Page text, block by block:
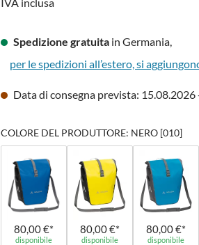
Spedizione gratuita in Germania,
per le spedizioni all’estero, si
Data di consegna prevista:
COLORE DEL PRODUTTORE: NERO [010]
80,00 €*
disponibile
80,00 €*
disponibile
80,00 €*
disponibile